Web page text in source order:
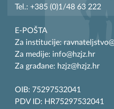
Tel.: +385 (0)1/48 63 222
E-POŠTA
Za institucije:
Za medije: info@hzjz.hr
Za građane: hzjz@hzjz.hr
OIB: 75297532041
PDV ID: HR75297532041